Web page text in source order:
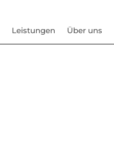
Leistungen Über uns